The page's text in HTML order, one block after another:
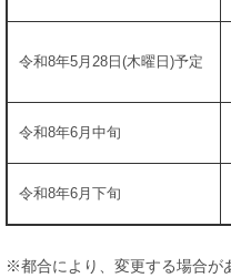
令和8年5月28日(木曜日)予定
令和8年6月中旬
令和8年6月下旬
※都合により、変更する場合が